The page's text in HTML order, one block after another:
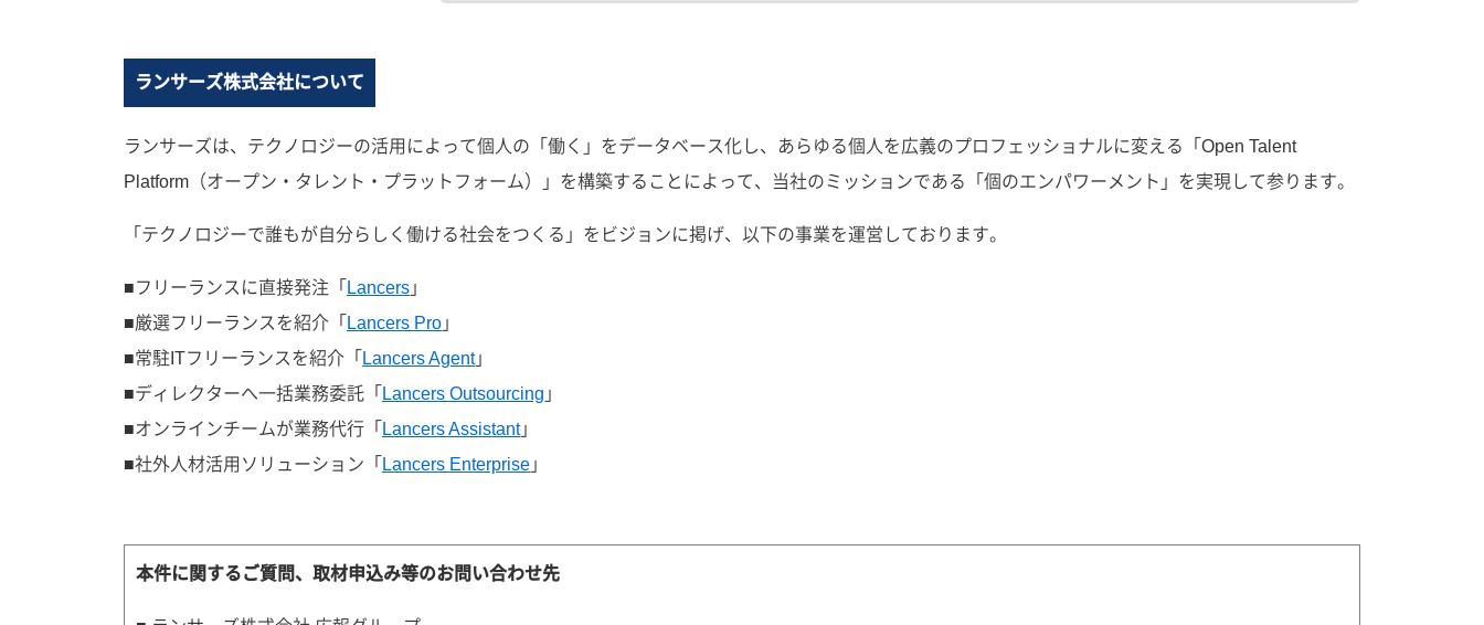
ランサーズ株式会社について
ランサーズは、テクノロジーの活用によって個人の「働く」をデータベース化し、あらゆる個人を広義のプロフェッショナルに変える「Open Talent
Platform（オープン・タレント・プラットフォーム）」を構築することによって、当社のミッションである「個のエンパワーメント」を実現して参ります。
「テクノロジーで誰もが自分らしく働ける社会をつくる」をビジョンに掲げ、以下の事業を運営しております。
■フリーランスに直接発注「 Lancers 」
■厳選フリーランスを紹介「 Lancers Pro 」
■常駐ITフリーランスを紹介「 Lancers Agent」
■ディレクターへ一括業務委託「 Lancers Outsourcing 」
■オンラインチームが業務代行「 Lancers Assistant」
■社外人材活用ソリューション「 Lancers Enterprise 」
本件に関するご質問、取材申込み等のお問い合わせ先